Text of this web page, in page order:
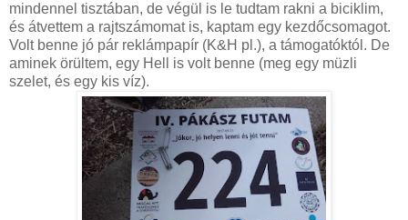
mindennel tisztában, de végül is le tudtam rakni a biciklim,
és átvettem a rajtszámomat is, kaptam egy kezdőcsomagot.
Volt benne jó pár reklámpapír (K&H pl.), a támogatóktól. De
aminek örültem, egy Hell is volt benne (meg egy müzli
szelet, és egy kis víz).